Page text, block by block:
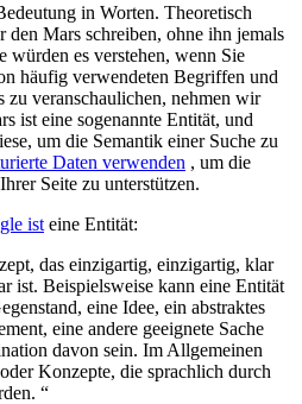
in Worten. Theoretisch
Mars schreiben, ohne ihn jemals
es verstehen, wenn Sie
häufig verwendeten Begriffen und
zu veranschaulichen, nehmen wir
ist eine sogenannte Entität, und
um die Semantik einer Suche zu
Daten verwenden , um die
Seite zu unterstützen.
ist eine Entität:
das einzigartig, einzigartig, klar
ist. Beispielsweise kann eine Entität
eine Idee, ein abstraktes
eine andere geeignete Sache
davon sein. Im Allgemeinen
Konzepte, die sprachlich durch
“